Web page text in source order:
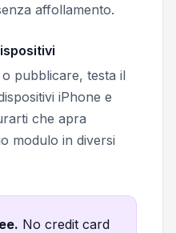
affollamento.
pubblicare, testa il
iPhone e
che apra
modulo in diversi
. No credit card